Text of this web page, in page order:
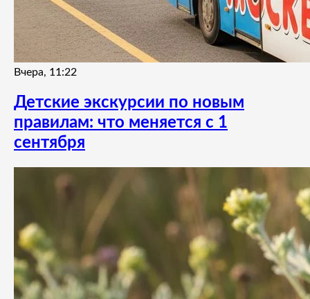
Вчера, 11:22
Детские экскурсии по новым
правилам: что меняется с 1
сентября